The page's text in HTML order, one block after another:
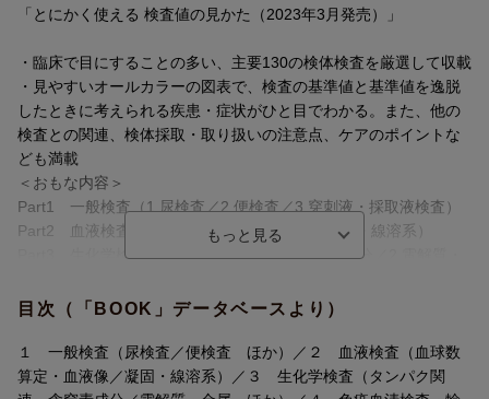
「とにかく使える 検査値の見かた（2023年3月発売）」
・臨床で目にすることの多い、主要130の検体検査を厳選して収載
・見やすいオールカラーの図表で、検査の基準値と基準値を逸脱
したときに考えられる疾患・症状がひと目でわかる。また、他の
検査との関連、検体採取・取り扱いの注意点、ケアのポイントな
ども満載
＜おもな内容＞
Part1 一般検査（1.尿検査／2.便検査／3.穿刺液・採取液検査）
Part2 血液検査（1.血球数算定・血液像／2.凝固・線溶系）
Part3 生化学検査（1.タンパク質関連・含窒素成分／2.電解質・
Part4 免疫血清検査・輸血（1.自己免疫・アレルギー／2.血漿タ
Part5 細菌・微生物検査
Part6 病理検査
目次（「BOOK」データベースより）
１ 一般検査（尿検査／便検査 ほか）／２ 血液検査（血球数
算定・血液像／凝固・線溶系）／３ 生化学検査（タンパク関